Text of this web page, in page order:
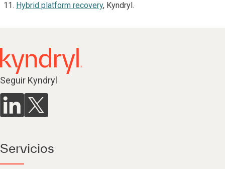
Hybrid platform recovery, Kyndryl.
Seguir Kyndryl
Servicios